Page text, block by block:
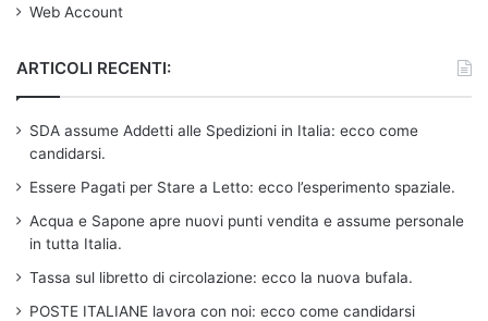
Web Account
ARTICOLI RECENTI:
SDA assume Addetti alle Spedizioni in Italia: ecco come
candidarsi.
Essere Pagati per Stare a Letto: ecco l’esperimento spaziale.
Acqua e Sapone apre nuovi punti vendita e assume personale
in tutta Italia.
Tassa sul libretto di circolazione: ecco la nuova bufala.
POSTE ITALIANE lavora con noi: ecco come candidarsi